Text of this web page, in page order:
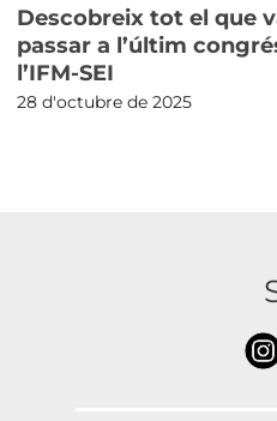
Descobreix tot el que
passar a l’últim
l’IFM-SEI
28 d'octubre de 2025